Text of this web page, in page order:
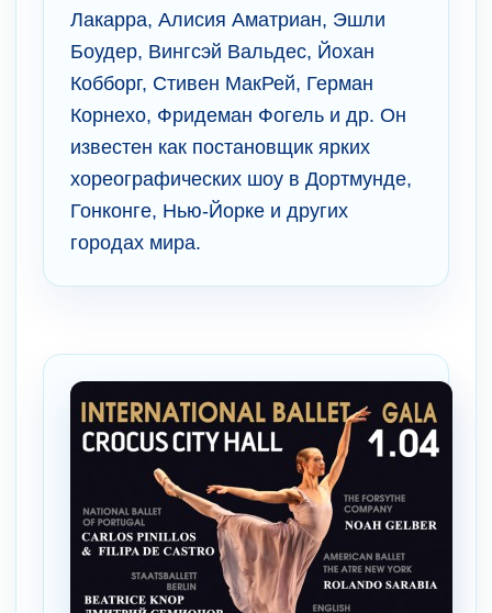
Лакарра, Алисия Аматриан, Эшли
Боудер, Вингсэй Вальдес, Йохан
Кобборг, Стивен МакРей, Герман
Корнехо, Фридеман Фогель и др. Он
известен как постановщик ярких
хореографических шоу в Дортмунде,
Гонконге, Нью-Йорке и других
городах мира.